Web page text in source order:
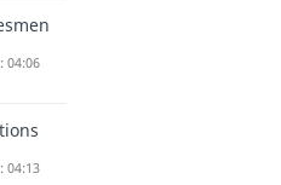
04:06
04:13